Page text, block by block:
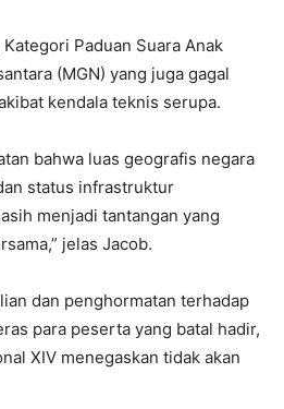
Paduan Suara Anak
(MGN) yang juga gagal
kendala teknis serupa.
bahwa luas geografis negara
status infrastruktur
menjadi tantangan yang
jelas Jacob.
dan penghormatan terhadap
para peserta yang batal hadir,
XIV menegaskan tidak akan